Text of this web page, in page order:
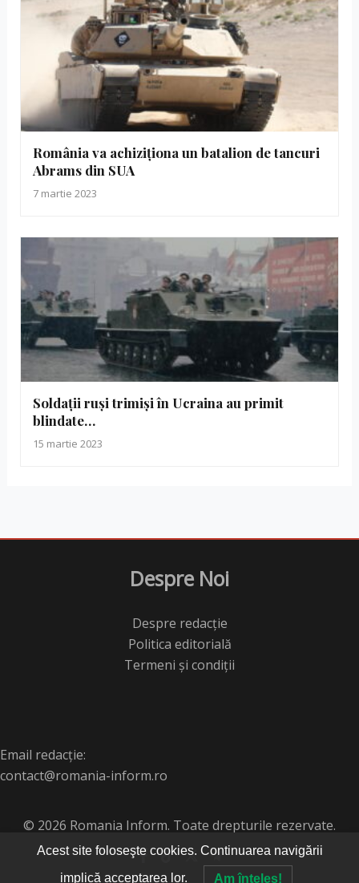
România va achiziționa un batalion de tancuri
Abrams din SUA
7 martie 2023
Soldații ruși trimiși în Ucraina au primit
blindate…
15 martie 2023
Despre Noi
Despre redacție
Politica editorială
Termeni și condiții
Email redacție:
contact@romania-inform.ro
© 2026 Romania Inform. Toate drepturile rezervate.
Acest site foloseşte cookies. Continuarea navigării
implică acceptarea lor. Am înţeles!